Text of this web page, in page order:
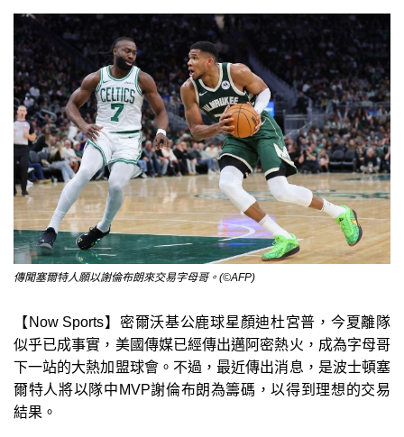
傳聞塞爾特人願以謝倫布朗來交易字母哥。(©AFP)
【Now Sports】密爾沃基公鹿球星顏迪杜宮普，今夏離隊
似乎已成事實，美國傳媒已經傳出邁阿密熱火，成為字母哥
下一站的大熱加盟球會。不過，最近傳出消息，是波士頓塞
爾特人將以隊中MVP謝倫布朗為籌碼，以得到理想的交易
結果。